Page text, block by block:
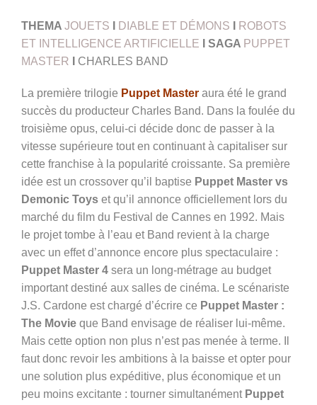
THEMA JOUETS DIABLE ET DÉMONS
ROBOTS
ET INTELLIGENCE ARTIFICIELLE
SAGA PUPPET
MASTER
CHARLES BAND
La première trilogie Puppet Master aura été le grand
succès du producteur Charles Band. Dans la foulée du
troisième opus, celui-ci décide donc de passer à la
vitesse supérieure tout en continuant à capitaliser sur
cette franchise à la popularité croissante. Sa première
idée est un crossover qu’il baptise Puppet Master vs
Demonic Toys et qu’il annonce officiellement lors du
marché du film du Festival de Cannes en 1992. Mais
le projet tombe à l’eau et Band revient à la charge
avec un effet d’annonce encore plus spectaculaire :
Puppet Master 4 sera un long-métrage au budget
important destiné aux salles de cinéma. Le scénariste
J.S. Cardone est chargé d’écrire ce Puppet Master :
The Movie que Band envisage de réaliser lui-même.
Mais cette option non plus n’est pas menée à terme. Il
faut donc revoir les ambitions à la baisse et opter pour
une solution plus expéditive, plus économique et un
peu moins excitante : tourner simultanément Puppet